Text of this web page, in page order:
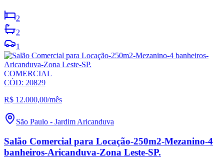
2
2
1
COMERCIAL
CÓD: 20829
R$ 12.000,00/mês
São Paulo - Jardim Aricanduva
Salão Comercial para Locação-250m2-Mezanino-4
banheiros-Aricanduva-Zona Leste-SP.